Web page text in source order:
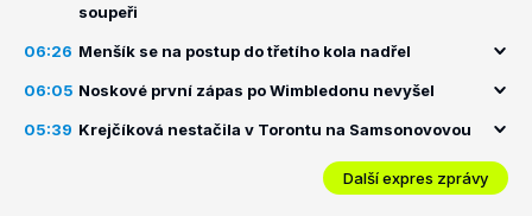
soupeři
06:26 Menšík se na postup do třetího kola nadřel
06:05 Noskové první zápas po Wimbledonu nevyšel
05:39 Krejčíková nestačila v Torontu na Samsonovovou
Další expres zprávy